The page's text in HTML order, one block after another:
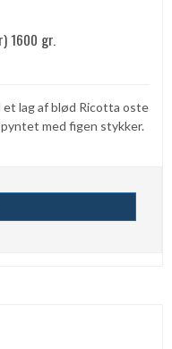
1600 gr.
et lag af blød Ricotta oste
med figen stykker.